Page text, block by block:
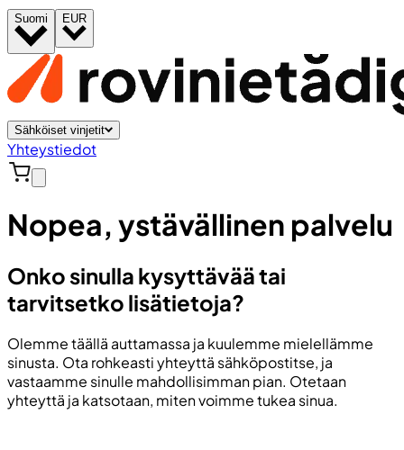
Suomi EUR
Sähköiset vinjetit
Yhteystiedot
Nopea, ystävällinen palvelu
Onko sinulla kysyttävää tai
tarvitsetko lisätietoja?
Olemme täällä auttamassa ja kuulemme mielellämme
sinusta. Ota rohkeasti yhteyttä sähköpostitse, ja
vastaamme sinulle mahdollisimman pian. Otetaan
yhteyttä ja katsotaan, miten voimme tukea sinua.